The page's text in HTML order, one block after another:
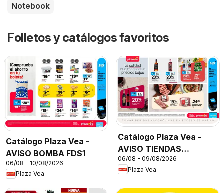
Notebook
Folletos y catálogos favoritos
Catálogo Plaza Vea -
AVISO BOMBA FDS1
06/08 - 10/08/2026
Plaza Vea
Catálogo Plaza Vea -
AVISO TIENDAS
SELECCIONADAS 1
06/08 - 09/08/2026
Plaza Vea